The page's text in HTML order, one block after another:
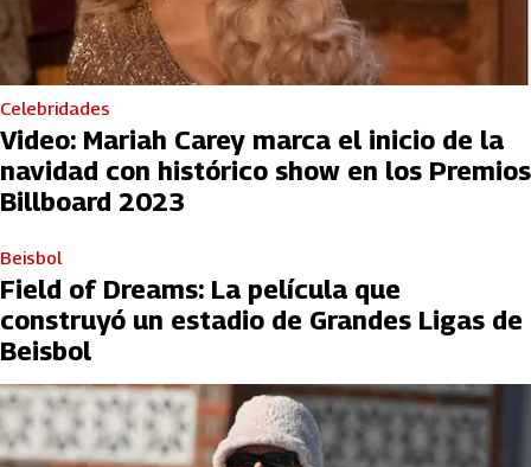
Celebridades
Video: Mariah Carey marca el inicio de la
navidad con histórico show en los Premios
Billboard 2023
Beisbol
Field of Dreams: La película que
construyó un estadio de Grandes Ligas de
Beisbol